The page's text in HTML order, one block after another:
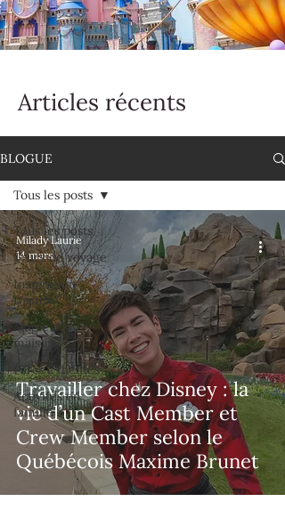
Articles récents
BLOGUE
Tous les posts
Trucs de voyage
Inspiration
Disney
Magie à la
maison
Parcs à thèmes
Activités en
famille
Tous les posts
Travailler chez Disney : la
vie d’un Cast Member et
Crew Member selon le
Québécois Maxime Brunet
Milady Laurie
14 mars